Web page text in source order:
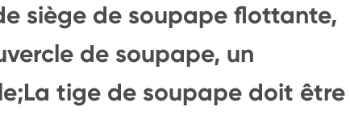
siège de soupape flottante,
de soupape, un
tige de soupape doit être